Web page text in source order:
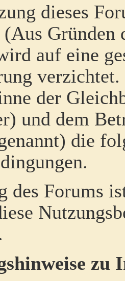
dieses
Gründen
auf eine
der
und dem
die
des Forums
zu